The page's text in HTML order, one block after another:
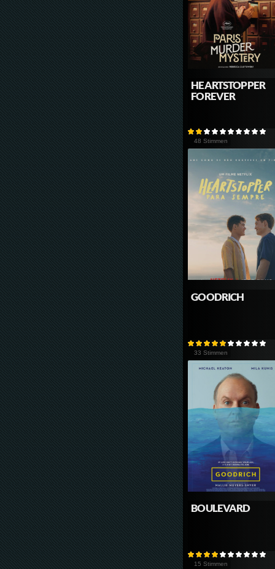
HEARTSTOPPER
FOREVER
48 Stimmen
GOODRICH
33 Stimmen
BOULEVARD
15 Stimmen